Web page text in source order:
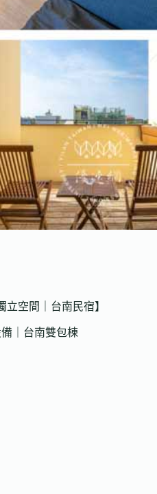
立空間｜台南民宿】
｜台南雙包棟